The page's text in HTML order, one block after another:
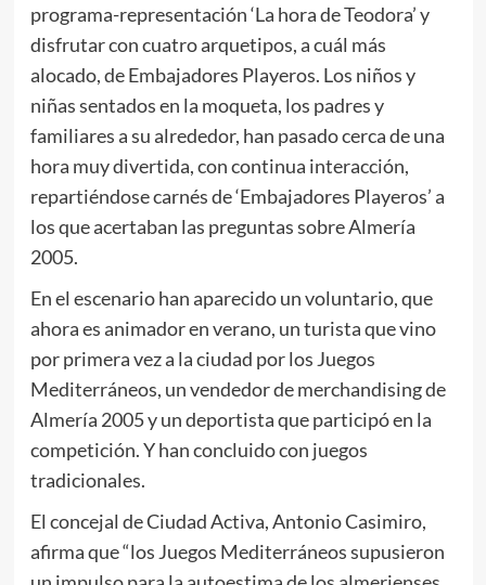
programa-representación ‘La hora de Teodora’ y
disfrutar con cuatro arquetipos, a cuál más
alocado, de Embajadores Playeros. Los niños y
niñas sentados en la moqueta, los padres y
familiares a su alrededor, han pasado cerca de una
hora muy divertida, con continua interacción,
repartiéndose carnés de ‘Embajadores Playeros’ a
los que acertaban las preguntas sobre Almería
2005.
En el escenario han aparecido un voluntario, que
ahora es animador en verano, un turista que vino
por primera vez a la ciudad por los Juegos
Mediterráneos, un vendedor de merchandising de
Almería 2005 y un deportista que participó en la
competición. Y han concluido con juegos
tradicionales.
El concejal de Ciudad Activa, Antonio Casimiro,
afirma que “los Juegos Mediterráneos supusieron